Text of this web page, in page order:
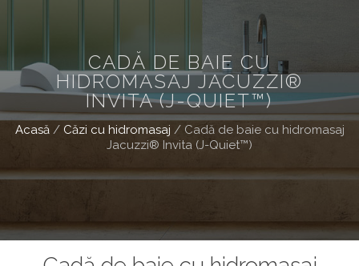
CADĂ DE BAIE CU
HIDROMASAJ JACUZZI®
INVITA (J-QUIET™)
Acasă/ Căzi cu hidromasaj / Cadă de baie cu hidromasaj
Jacuzzi® Invita (J-Quiet™)